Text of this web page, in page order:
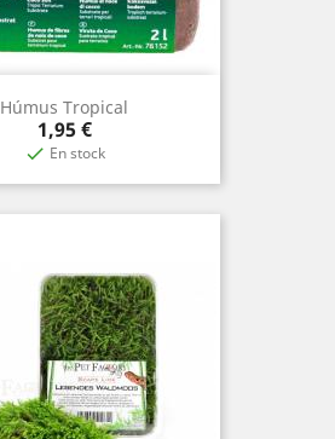
Húmus Tropical
Precio
1,95 €
 En stock